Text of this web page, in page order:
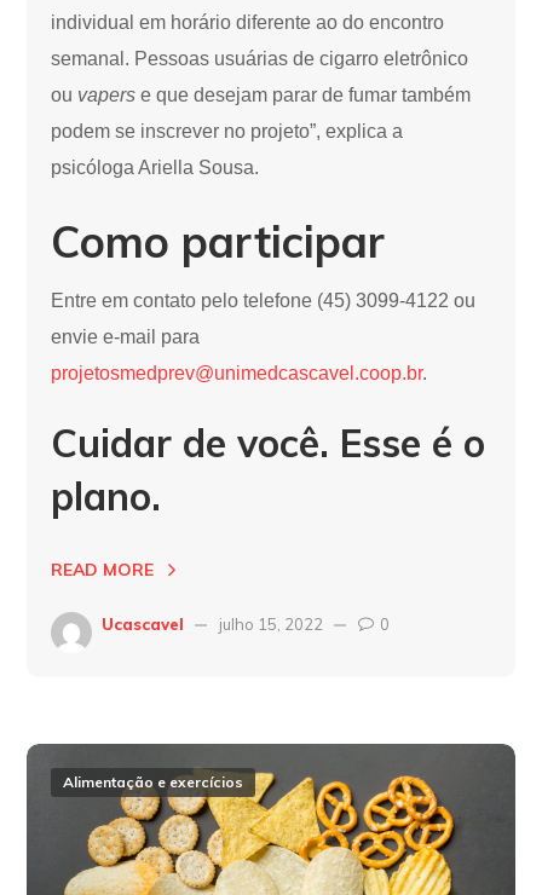
individual em horário diferente ao do encontro
semanal. Pessoas usuárias de cigarro eletrônico
ou vapers e que desejam parar de fumar também
podem se inscrever no projeto”, explica a
psicóloga Ariella Sousa.
Como participar
Entre em contato pelo telefone (45) 3099-4122 ou
envie e-mail para
projetosmedprev@unimedcascavel.coop.br.
Cuidar de você. Esse é o
plano.
READ MORE
Ucascavel julho 15, 2022 0
Alimentação e exercícios